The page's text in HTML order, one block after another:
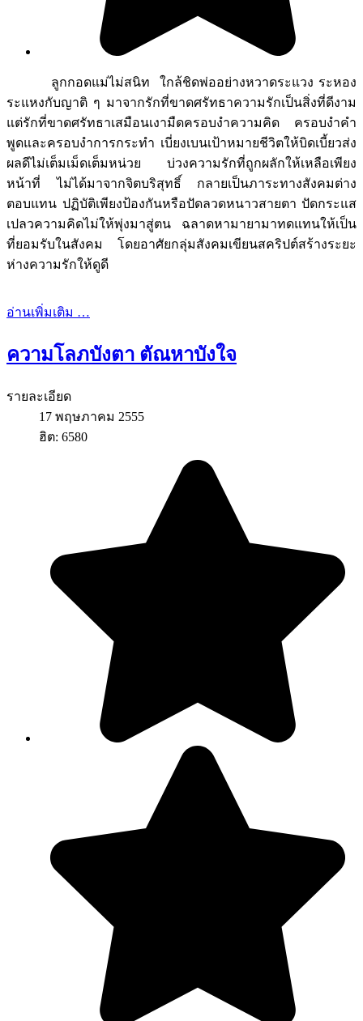
ลูกกอดแม่ไม่สนิท ใกล้ชิดพ่ออย่างหวาดระแวง ระหอง
ระแหงกับญาติ ๆ มาจากรักที่ขาดศรัทธาความรักเป็นสิ่งที่ดีงาม
แต่รักที่ขาดศรัทธาเสมือนเงามืดครอบงำความคิด ครอบงำคำ
พูดและครอบงำการกระทำ เบี่ยงเบนเป้าหมายชีวิตให้บิดเบี้ยวส่ง
ผลดีไม่เต็มเม็ดเต็มหน่วย บ่วงความรักที่ถูกผลักให้เหลือเพียง
หน้าที่ ไม่ได้มาจากจิตบริสุทธิ์ กลายเป็นภาระทางสังคมต่าง
ตอบแทน ปฏิบัติเพียงป้องกันหรือปัดลวดหนาวสายตา ปัดกระแส
เปลวความคิดไม่ให้พุ่งมาสู่ตน ฉลาดหามายามาทดแทนให้เป็น
ที่ยอมรับในสังคม โดยอาศัยกลุ่มสังคมเขียนสคริปต์สร้างระยะ
ห่างความรักให้ดูดี
อ่านเพิ่มเติม …
ความโลภบังตา ตัณหาบังใจ
รายละเอียด
17 พฤษภาคม 2555
ฮิต: 6580